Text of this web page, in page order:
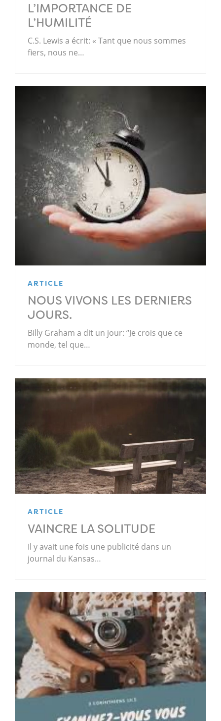
L’IMPORTANCE DE
L’HUMILITÉ
C.S. Lewis a écrit: « Tant que nous sommes
fiers, nous ne…
ARTICLE
NOUS VIVONS LES DERNIERS
JOURS.
Billy Graham a dit un jour: “Je crois que ce
monde, tel que…
ARTICLE
VAINCRE LA SOLITUDE
Il y avait une fois une publicité dans un
journal du Kansas…